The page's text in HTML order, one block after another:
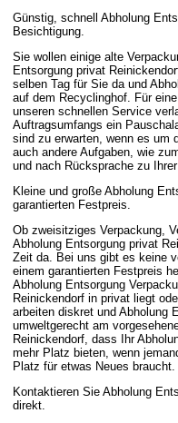
Günstig, schnell Abholung
Besichtigung.
Sie wollen einige alte
Entsorgung privat
selben Tag für Sie da und
auf dem Recyclinghof. Für
unseren schnellen Service
Auftragsumfangs ein
sind zu erwarten, wenn es um
auch andere Aufgaben, wie
und nach Rücksprache zu
Kleine und große Abholung
garantierten Festpreis.
Ob zweisitziges Verpackung,
Abholung Entsorgung privat
Zeit da. Bei uns gibt es keine
einem garantierten Festpreis
Abholung Entsorgung
Reinickendorf in privat liegt
arbeiten diskret und Abholung
umweltgerecht am
Reinickendorf, dass Ihr
mehr Platz bieten, wenn
Platz für etwas Neues braucht.
Kontaktieren Sie Abholung
direkt.